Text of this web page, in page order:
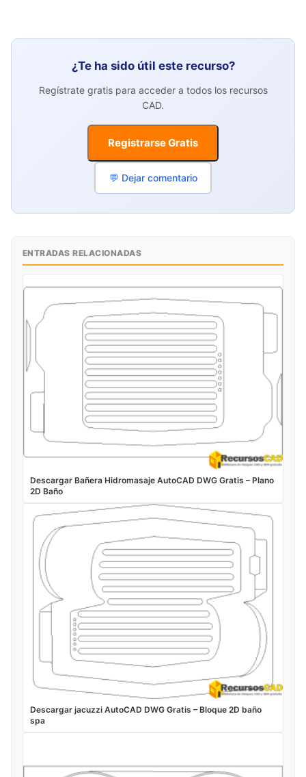
¿Te ha sido útil este recurso?
Regístrate gratis para acceder a todos los recursos
CAD.
Registrarse Gratis
💬 Dejar comentario
ENTRADAS RELACIONADAS
Descargar Bañera Hidromasaje AutoCAD DWG Gratis – Plano
2D Baño
Descargar jacuzzi AutoCAD DWG Gratis – Bloque 2D baño
spa